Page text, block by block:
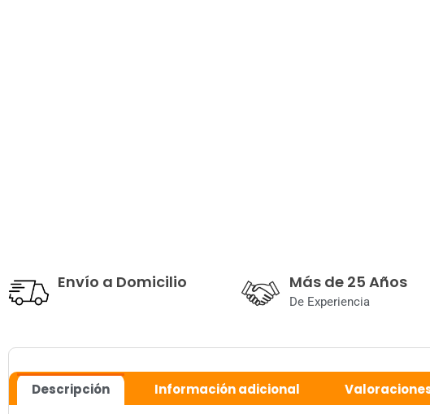
Envío a Domicilio Más de 25 Años
De Experiencia
Descripción Información adicional